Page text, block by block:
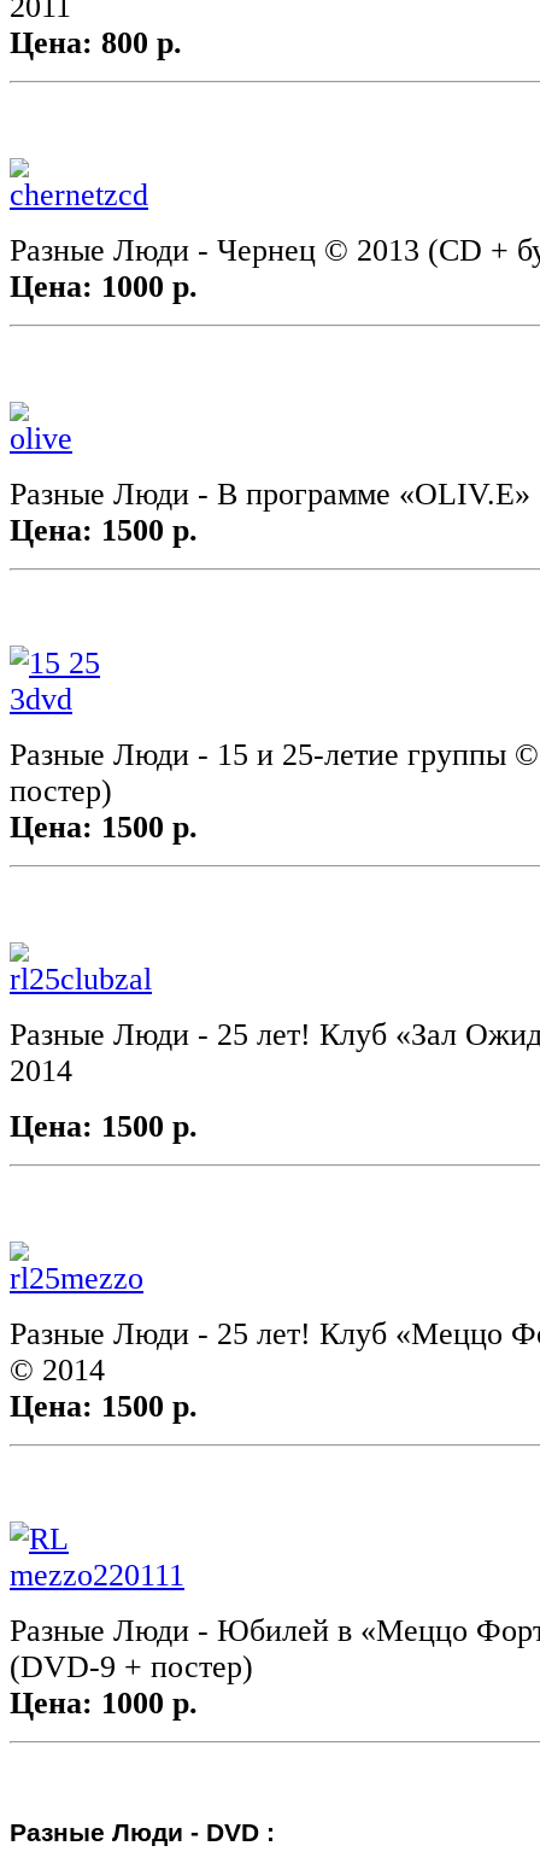
2011
Цена: 800 р.
Разные Люди - Чернец © 2013 (CD +
Цена: 1000 р.
Разные Люди - В программе «OLIV.E»
Цена: 1500 р.
Разные Люди - 15 и 25-летие группы
постер)
Цена: 1500 р.
Разные Люди - 25 лет! Клуб «Зал
2014
Цена: 1500 р.
Разные Люди - 25 лет! Клуб «Меццо
© 2014
Цена: 1500 р.
Разные Люди - Юбилей в «Меццо
(DVD-9 + постер)
Цена: 1000 р.
Разные Люди - DVD :